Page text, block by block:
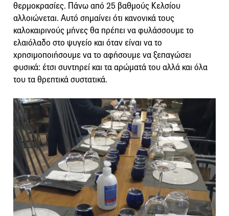
θερμοκρασίες. Πάνω από 25 βαθμούς Κελσίου
αλλοιώνεται. Αυτό σημαίνει ότι κανονικά τους
καλοκαιρινούς μήνες θα πρέπει να φυλάσσουμε το
ελαιόλαδο στο ψυγείο και όταν είναι να το
χρησιμοποιήσουμε να το αφήσουμε να ξεπαγώσει
φυσικά: έτσι συντηρεί και τα αρώματά του αλλά και όλα
του τα θρεπτικά συστατικά.